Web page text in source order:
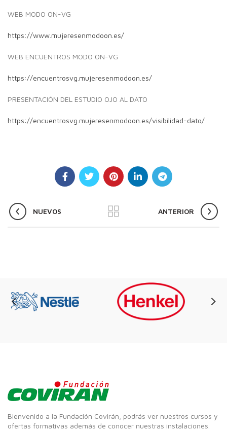
WEB MODO ON-VG
https://www.mujeresenmodoon.es/
WEB ENCUENTROS MODO ON-VG
https://encuentrosvg.mujeresenmodoon.es/
PRESENTACIÓN DEL ESTUDIO OJO AL DATO
https://encuentrosvg.mujeresenmodoon.es/visibilidad-dato/
NUEVOS ANTERIOR
Bienvenido a la Fundación Covirán, podrás ver nuestros cursos y
ofertas formativas además de conocer nuestras instalaciones.